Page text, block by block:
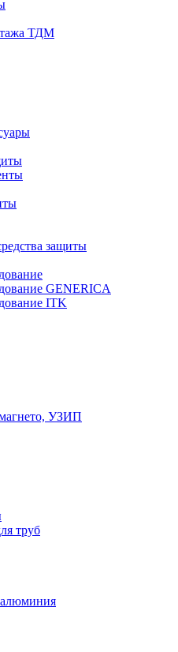
ТДМ
защиты
GENERICA
ITK
магнето, УЗИП
труб
алюминия